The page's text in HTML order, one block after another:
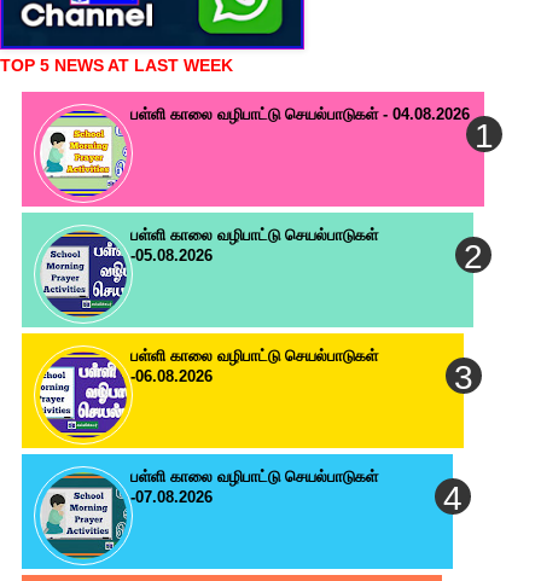
TOP 5 NEWS AT LAST WEEK
பள்ளி காலை வழிபாட்டு செயல்பாடுகள் - 04.08.2026
பள்ளி காலை வழிபாட்டு செயல்பாடுகள்
-05.08.2026
பள்ளி காலை வழிபாட்டு செயல்பாடுகள்
-06.08.2026
பள்ளி காலை வழிபாட்டு செயல்பாடுகள்
-07.08.2026